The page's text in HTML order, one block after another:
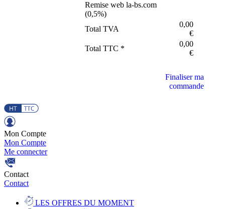
Remise web la-bs.com
(0,5%)
Total TVA
0,00
€
Total TTC *
0,00
€
Finaliser ma
commande
Mon Compte
Mon Compte
Me connecter
Contact
Contact
LES OFFRES DU MOMENT